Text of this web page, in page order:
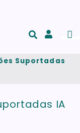
e
conta
Suportadas
IA